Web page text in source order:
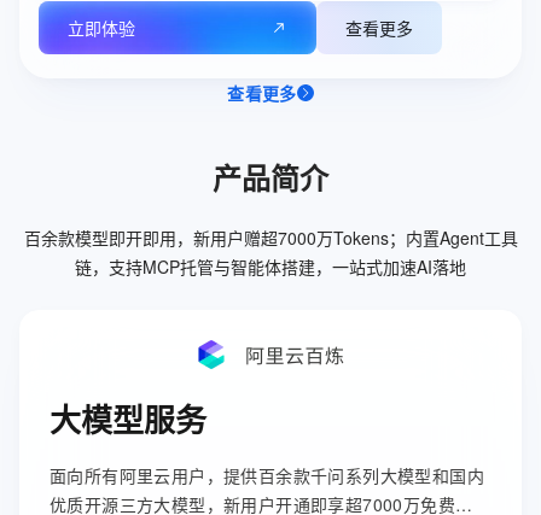
立即体验 查看更多
查看更多
产品简介
百余款模型即开即用，新用户赠超7000万Tokens；内置Agent工具
链，支持MCP托管与智能体搭建，一站式加速AI落地
大模型服务
面向所有阿里云用户，提供百余款千问系列大模型和国内
优质开源三方大模型，新用户开通即享超7000万免费